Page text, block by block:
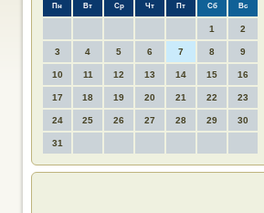
Пн Вт Ср Чт Пт Сб Вс
1 2
3 4 5 6 7 8 9
10 11 12 13 14 15 16
17 18 19 20 21 22 23
24 25 26 27 28 29 30
31